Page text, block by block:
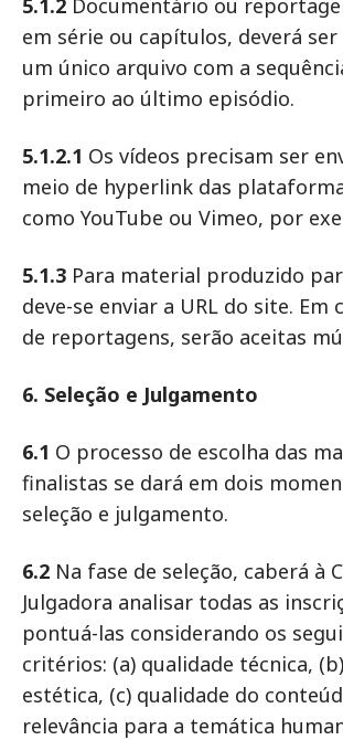
5.1.2 Documentário ou
em série ou capítulos, deverá ser
um único arquivo com a
primeiro ao último episódio.
5.1.2.1 Os vídeos precisam ser
meio de hyperlink das
como YouTube ou Vimeo, por
5.1.3 Para material produzido
deve-se enviar a URL do site. Em
de reportagens, serão aceitas
6. Seleção e Julgamento
6.1 O processo de escolha das
finalistas se dará em dois
seleção e julgamento.
6.2 Na fase de seleção, caberá à
Julgadora analisar todas as
pontuá-las considerando os
critérios: (a) qualidade técnica,
estética, (c) qualidade do
relevância para a temática